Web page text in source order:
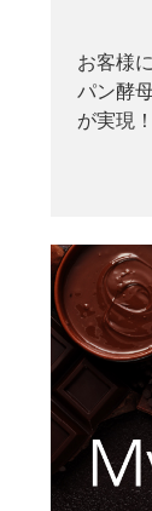
お客様
パン酵
が実現